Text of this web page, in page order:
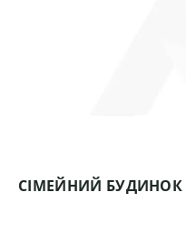
СІМЕЙНИЙ БУДИНОК